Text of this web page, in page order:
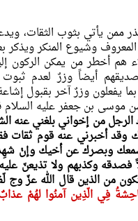
ممن يأتي بثوب الثقات،
وشيوع المنكر ويذكر
هم أخطر من يمكن الركون
أيضاً وزرٌ لعدم ثبوت
يفعلون وزرٌ آخر بقبول
موسى بن جعفر عليه السلام
من إخواني بلغني عنه
وقد أخبرني عنه قوم ثقات
وبصرك عن أخيك وإنْ
وكذبهم ولا تذيعنّ
من الذين قال الله عزّ وج
فِي الّذِين آمنُوا لهُمْ عذابٌ